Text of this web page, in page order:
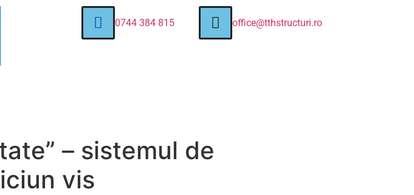
0744 384 815 office@tthstructuri.ro
– sistemul de
vis